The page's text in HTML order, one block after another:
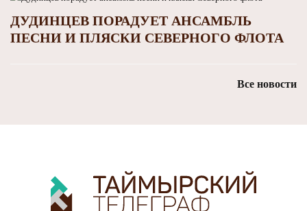
ДУДИНЦЕВ ПОРАДУЕТ АНСАМБЛЬ
ПЕСНИ И ПЛЯСКИ СЕВЕРНОГО ФЛОТА
Все новости